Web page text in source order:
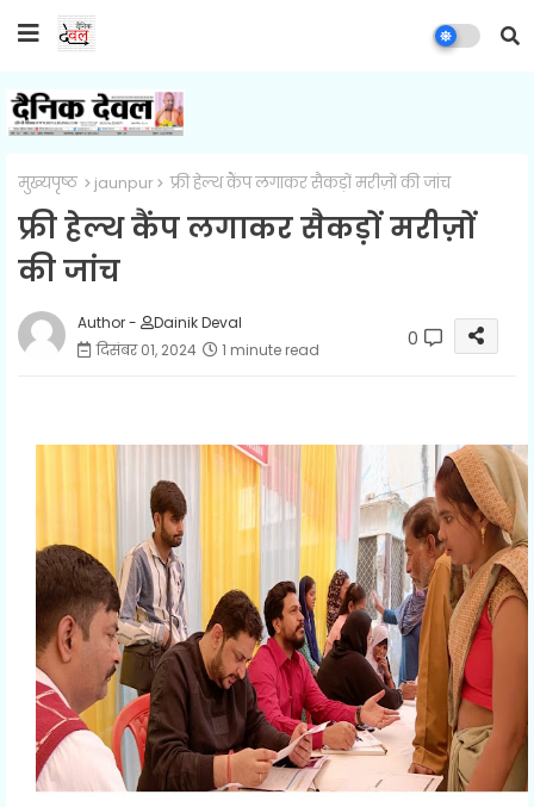
मुख्यपृष्ठ jaunpur फ्री हेल्थ कैंप लगाकर सैकड़ों मरीज़ों की जांच
फ्री हेल्थ कैंप लगाकर सैकड़ों मरीज़ों
की जांच
Author -
Dainik Deval
दिसंबर 01, 2024
1 minute read 0